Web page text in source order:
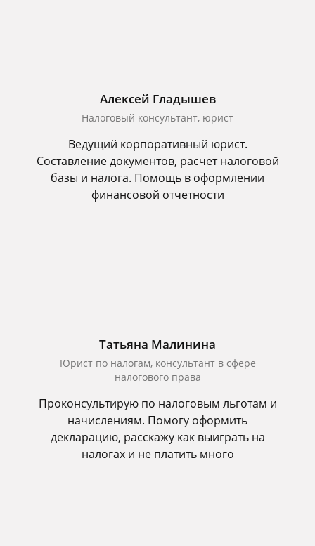
Алексей Гладышев
Налоговый консультант, юрист
Ведущий корпоративный юрист.
Составление документов, расчет налоговой
базы и налога. Помощь в оформлении
финансовой отчетности
Татьяна Малинина
Юрист по налогам, консультант в сфере
налогового права
Проконсультирую по налоговым льготам и
начислениям. Помогу оформить
декларацию, расскажу как выиграть на
налогах и не платить много